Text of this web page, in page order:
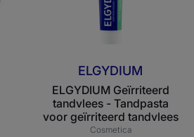
voor
geïrriteerd
ELGYDIUM
ELGYDIUM Geïrriteerd
tandvlees - Tandpasta
voor geïrriteerd tandvlees
Cosmetica